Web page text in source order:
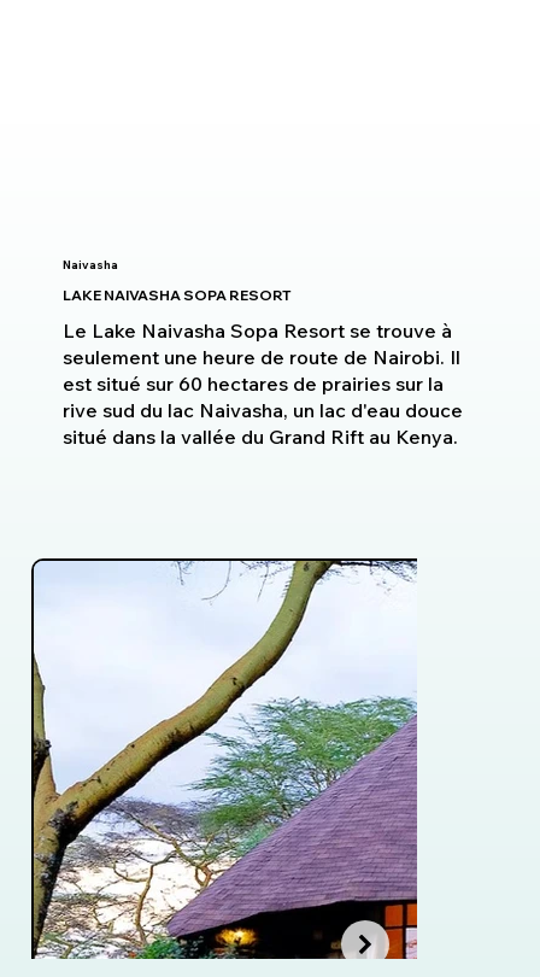
Naivasha
LAKE NAIVASHA SOPA RESORT
Le Lake Naivasha Sopa Resort se trouve à
seulement une heure de route de Nairobi. Il
est situé sur 60 hectares de prairies sur la
rive sud du lac Naivasha, un lac d'eau douce
situé dans la vallée du Grand Rift au Kenya.